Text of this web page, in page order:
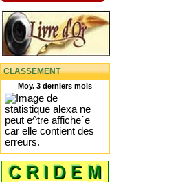
CLASSEMENT
Moy. 3 derniers mois